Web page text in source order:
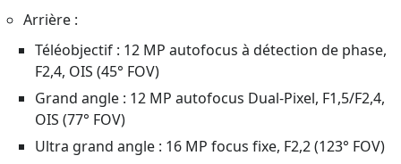
Arrière :
Téléobjectif : 12 MP autofocus à détection de phase,
F2,4, OIS (45° FOV)
Grand angle : 12 MP autofocus Dual-Pixel, F1,5/F2,4,
OIS (77° FOV)
Ultra grand angle : 16 MP focus fixe, F2,2 (123° FOV)